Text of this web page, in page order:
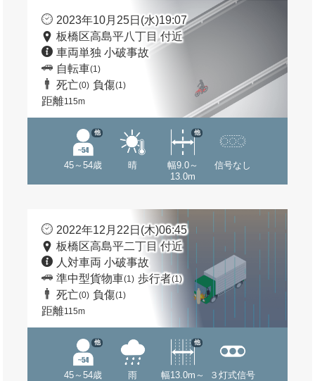
2023年10月25日(水)19:07
板橋区高島平八丁目 付近
車両単独 小破事故
自転車(1)
死亡(0) 負傷(1)
距離115m
45～54歳
他
晴
幅9.0～
13.0m
他
信号なし
2022年12月22日(木)06:45
板橋区高島平二丁目 付近
人対車両 小破事故
準中型貨物車(1) 歩行者(1)
死亡(0) 負傷(1)
距離115m
45～54歳
他
雨 幅13.0m～
他
３灯式信号